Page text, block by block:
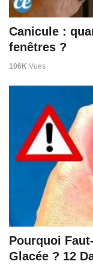
Canicule :
fenêtres ?
106K Vues
Pourquoi
Glacée ? 12